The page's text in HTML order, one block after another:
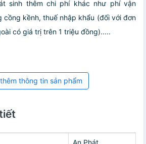
sinh thêm chi phí khác như phí vận
cồng kềnh, thuế nhập khẩu (đối với đơn
có giá trị trên 1 triệu đồng).....
thông tin sản phẩm
An Phát